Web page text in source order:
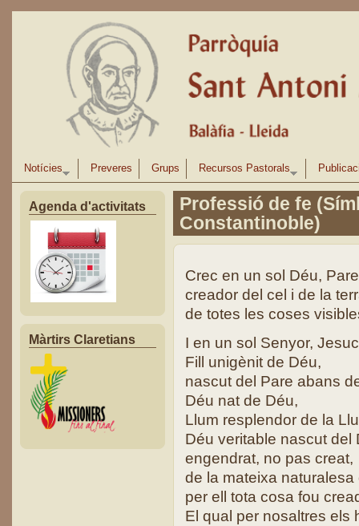
Notícies Preveres Grups Recursos Pastorals
Agenda d'activitats
Màrtirs Claretians
Professió de fe
Constantinoble)
Crec en un sol Déu,
creador del cel i de la
de totes les coses
I en un sol Senyor,
Fill unigènit de Déu,
nascut del Pare abans
Déu nat de Déu,
Llum resplendor de la
Déu veritable nascut
engendrat, no pas creat,
de la mateixa naturalesa
per ell tota cosa fou
El qual per nosaltres els